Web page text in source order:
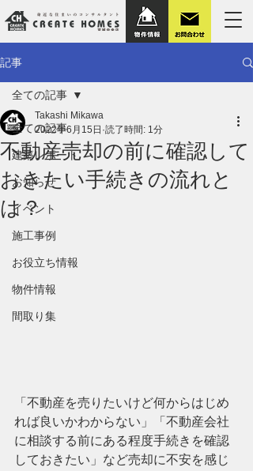
記事
全ての記事
建築レポート
お知らせ
イベント
施工事例
お役立ち情報
物件情報
間取り集
全ての記事
不動産売却の前に確認して
おきたい手続きの流れと
は？
Takashi Mikawa
2022年6月15日 読了時間: 1分
「不動産を売りたいけど何からはじめ
れば良いかわからない」「不動産会社
に相談する前にある程度手続きを確認
しておきたい」など売却に不安を感じ